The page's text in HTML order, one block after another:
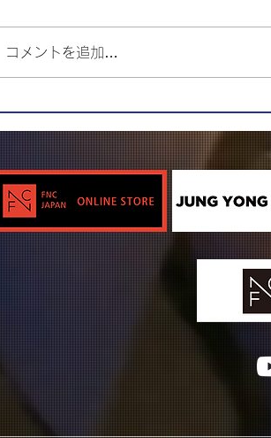
コメントを追加…